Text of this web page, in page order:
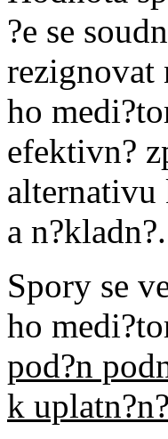
?e se
rezignovat
ho
efektivn?
alternativu
a n?kladn?.
Spory se
ho
pod?n
k